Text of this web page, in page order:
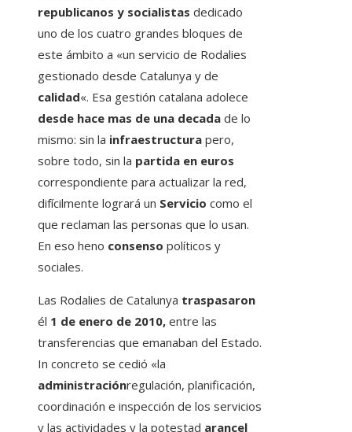
republicanos y socialistas dedicado
uno de los cuatro grandes bloques de
este ámbito a «un servicio de Rodalies
gestionado desde Catalunya y de
calidad«. Esa gestión catalana adolece
desde hace mas de una decada de lo
mismo: sin la infraestructura pero,
sobre todo, sin la partida en euros
correspondiente para actualizar la red,
difícilmente logrará un Servicio como el
que reclaman las personas que lo usan.
En eso heno consenso políticos y
sociales.
Las Rodalies de Catalunya traspasaron
él 1 de enero de 2010, entre las
transferencias que emanaban del Estado.
In concreto se cedió «la
administraciónregulación, planificación,
coordinación e inspección de los servicios
y las actividades y la potestad arancel